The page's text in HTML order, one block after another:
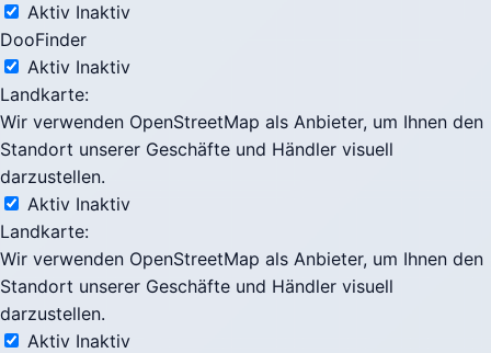
Aktiv Inaktiv
DooFinder
Aktiv Inaktiv
Landkarte:
Wir verwenden OpenStreetMap als Anbieter, um Ihnen den
Standort unserer Geschäfte und Händler visuell
darzustellen.
Aktiv Inaktiv
Landkarte:
Wir verwenden OpenStreetMap als Anbieter, um Ihnen den
Standort unserer Geschäfte und Händler visuell
darzustellen.
Aktiv Inaktiv